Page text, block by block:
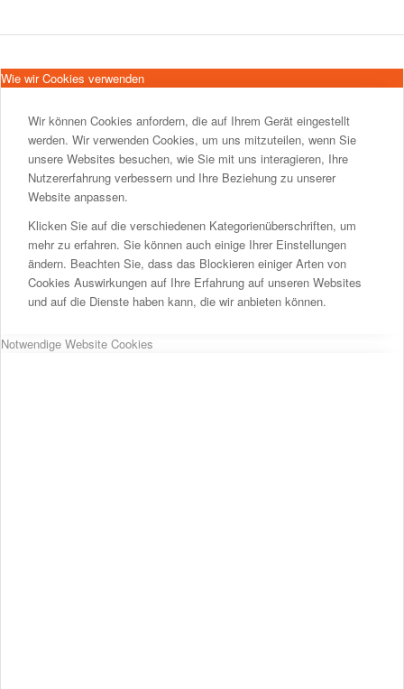
Wie wir Cookies verwenden
Wir können Cookies anfordern, die auf Ihrem Gerät eingestellt
werden. Wir verwenden Cookies, um uns mitzuteilen, wenn Sie
unsere Websites besuchen, wie Sie mit uns interagieren, Ihre
Nutzererfahrung verbessern und Ihre Beziehung zu unserer
Website anpassen.
Klicken Sie auf die verschiedenen Kategorienüberschriften, um
mehr zu erfahren. Sie können auch einige Ihrer Einstellungen
ändern. Beachten Sie, dass das Blockieren einiger Arten von
Cookies Auswirkungen auf Ihre Erfahrung auf unseren Websites
und auf die Dienste haben kann, die wir anbieten können.
Notwendige Website Cookies